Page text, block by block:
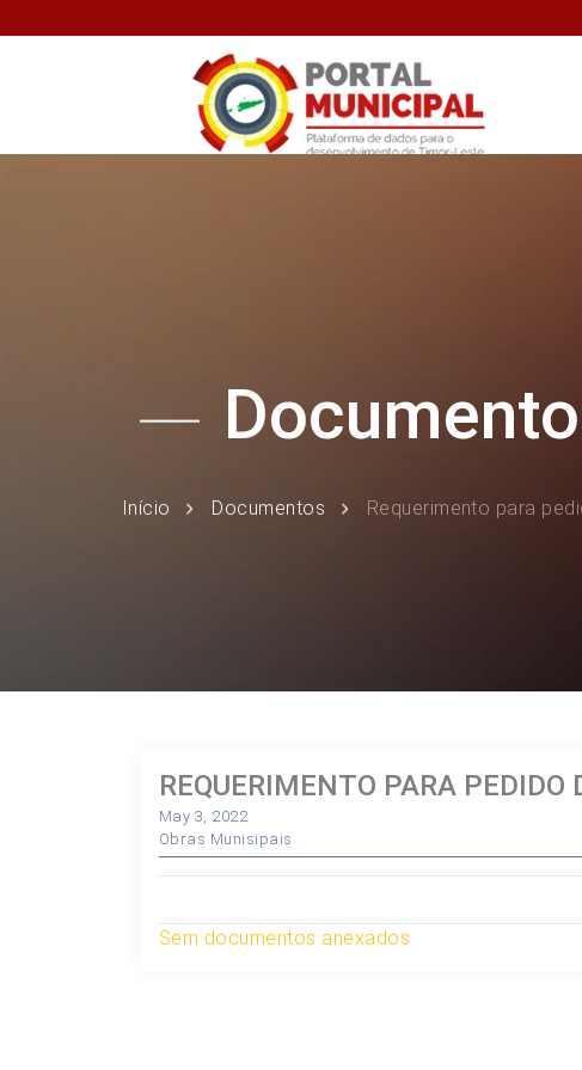
Início Documentos Requerimento para
REQUERIMENTO PARA
May 3, 2022
Obras Munisipais
Sem documentos anexados